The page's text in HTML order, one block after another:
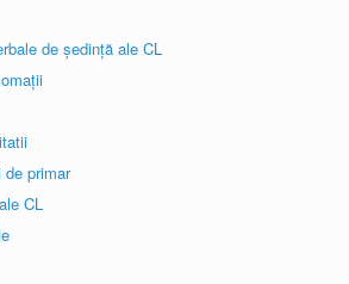
de ședință ale CL
primar
CL